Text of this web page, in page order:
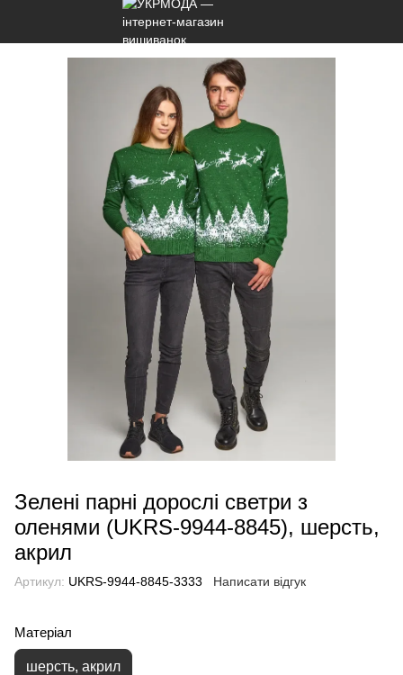
Зелені парні дорослі светри з
оленями (UKRS-9944-8845), шерсть,
акрил
Артикул: UKRS-9944-8845-3333 Написати відгук
Матеріал
шерсть, акрил